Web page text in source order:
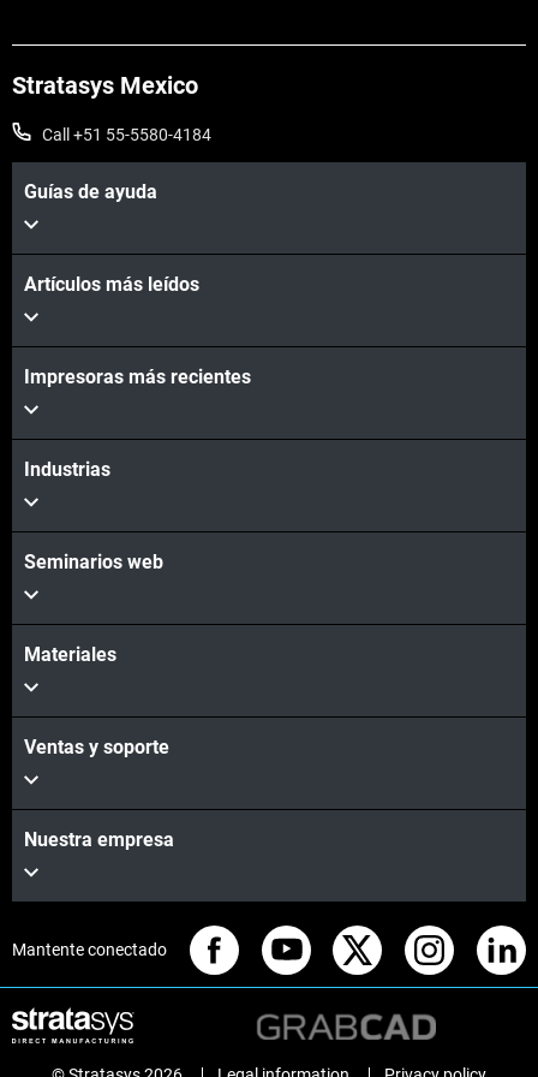
Stratasys Mexico
Call +51 55-5580-4184
Guías de ayuda
Artículos más leídos
Impresoras más recientes
Industrias
Seminarios web
Materiales
Ventas y soporte
Nuestra empresa
Mantente conectado